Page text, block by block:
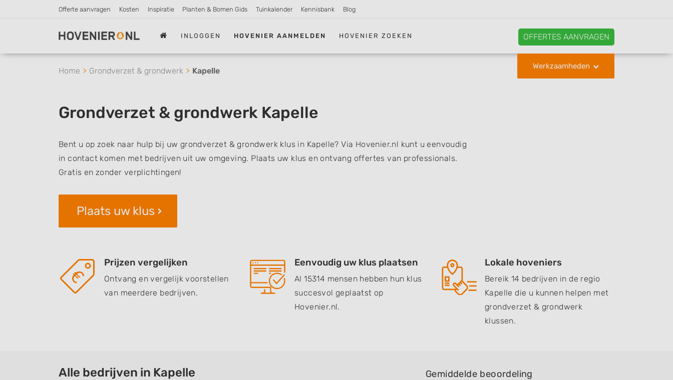
Offerte aanvragen Kosten Inspiratie Planten & Bomen Gids Tuinkalender Kennisbank Blog
INLOGGEN HOVENIER AANMELDEN HOVENIER ZOEKEN OFFERTES AANVRAGEN
Werkzaamheden
Home Grondverzet & grondwerk Kapelle
Grondverzet & grondwerk Kapelle
Bent u op zoek naar hulp bij uw grondverzet & grondwerk klus in Kapelle? Via Hovenier.nl kunt u eenvoudig
in contact komen met bedrijven uit uw omgeving. Plaats uw klus en ontvang offertes van professionals.
Gratis en zonder verplichtingen!
Plaats uw klus
Prijzen vergelijken
Ontvang en vergelijk voorstellen
van meerdere bedrijven.
Eenvoudig uw klus plaatsen
Al 15314 mensen hebben hun klus
succesvol geplaatst op
Hovenier.nl.
Lokale hoveniers
Bereik 14 bedrijven in de regio
Kapelle die u kunnen helpen met
grondverzet & grondwerk
klussen.
Alle bedrijven in Kapelle Gemiddelde beoordeling